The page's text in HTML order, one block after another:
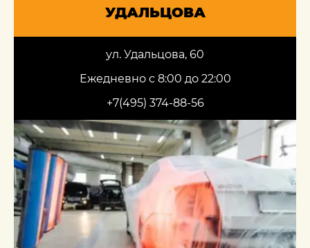
УДАЛЬЦОВА
ул. Удальцова, 60
Ежедневно с 8:00 до 22:00
+7(495) 374-88-56